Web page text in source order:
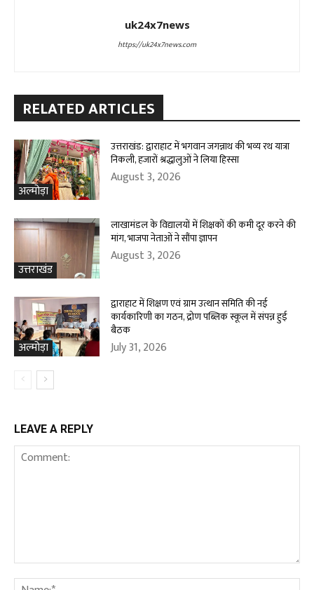
uk24x7news
https://uk24x7news.com
RELATED ARTICLES
अल्मोड़ा
उत्तराखंड: द्वाराहाट में भगवान जगन्नाथ की भव्य रथ यात्रा
निकली, हजारों श्रद्धालुओं ने लिया हिस्सा
August 3, 2026
उत्तराखंड
लाखामंडल के विद्यालयों में शिक्षकों की कमी दूर करने की
मांग, भाजपा नेताओं ने सौंपा ज्ञापन
August 3, 2026
अल्मोड़ा
द्वाराहाट में शिक्षण एवं ग्राम उत्थान समिति की नई
कार्यकारिणी का गठन, द्रोण पब्लिक स्कूल में संपन्न हुई
बैठक
July 31, 2026
LEAVE A REPLY